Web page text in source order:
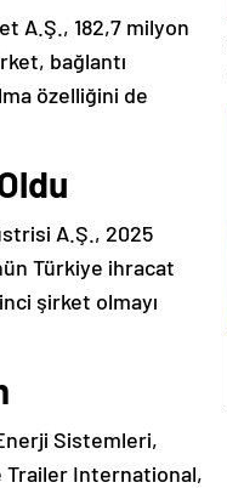
A.Ş., 182,7 milyon
bağlantı
özelliğini de
A.Ş., 2025
Türkiye ihracat
şirket olmayı
Sistemleri,
Trailer International,